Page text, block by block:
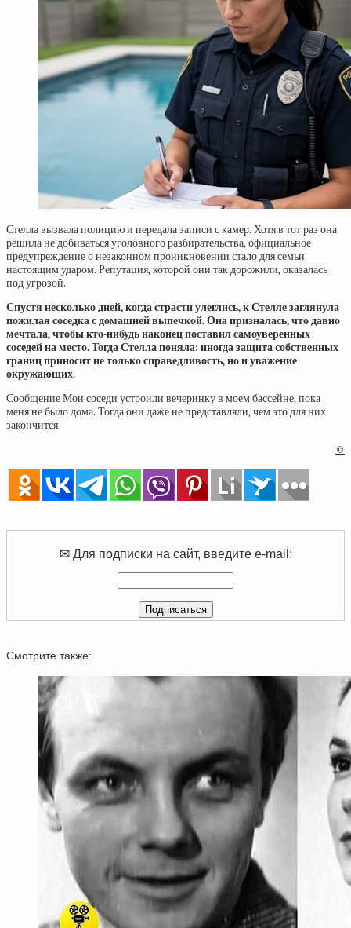
Стелла вызвала полицию и передала записи с камер. Хотя в тот раз она
решила не добиваться уголовного разбирательства, официальное
предупреждение о незаконном проникновении стало для семьи
настоящим ударом. Репутация, которой они так дорожили, оказалась
под угрозой.
Спустя несколько дней, когда страсти улеглись, к Стелле заглянула
пожилая соседка с домашней выпечкой. Она призналась, что давно
мечтала, чтобы кто-нибудь наконец поставил самоуверенных
соседей на место. Тогда Стелла поняла: иногда защита собственных
границ приносит не только справедливость, но и уважение
окружающих.
Сообщение Мои соседи устроили вечеринку в моем бассейне, пока
меня не было дома. Тогда они даже не представляли, чем это для них
закончится
©
✉ Для подписки на сайт, введите e-mail:
Смотрите также: